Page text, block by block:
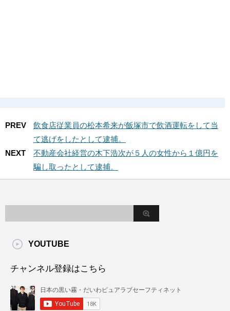
PREV
飲食店従業員の松本希来が飯塚市で飲酒運転をして当
て逃げをしたとして逮捕。
NEXT
不動産会社経営の木下浩次が５人の女性から１億円を
騙し取ったとして逮捕。
YOUTUBE
チャンネル登録はこちら